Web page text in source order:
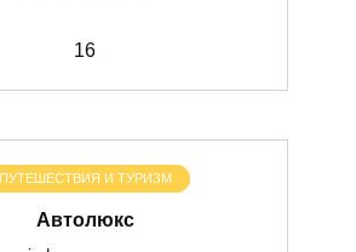
16
ПУТЕШЕСТВИЯ И ТУРИЗМ
Автолюкс